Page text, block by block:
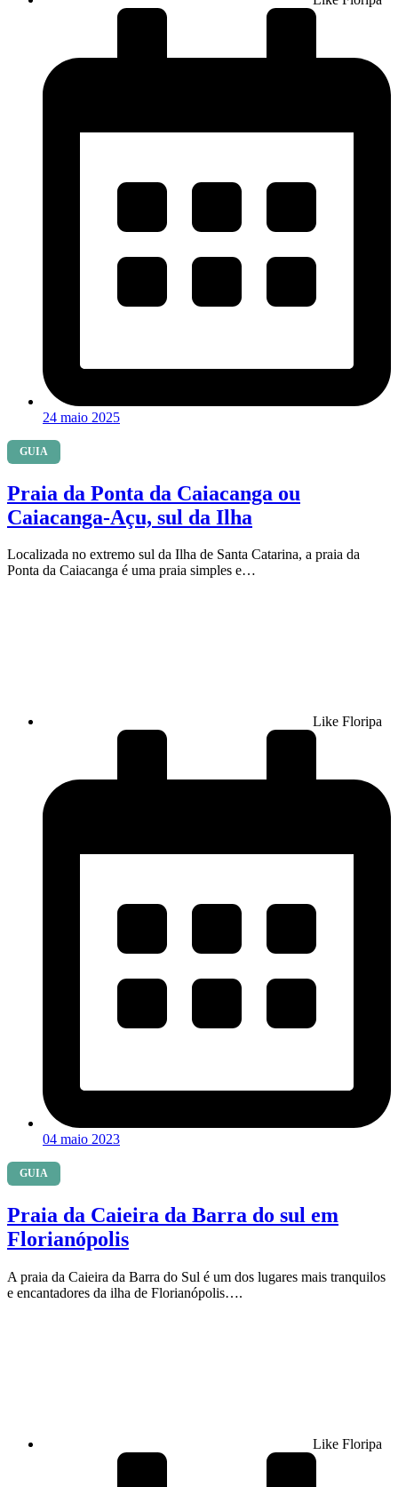
24 maio 2025
GUIA
Praia da Ponta da Caiacanga ou
Caiacanga-Açu, sul da Ilha
Localizada no extremo sul da Ilha de Santa Catarina, a praia da
Ponta da Caiacanga é uma praia simples e…
Like Floripa
04 maio 2023
GUIA
Praia da Caieira da Barra do sul em
Florianópolis
A praia da Caieira da Barra do Sul é um dos lugares mais tranquilos
e encantadores da ilha de Florianópolis….
Like Floripa